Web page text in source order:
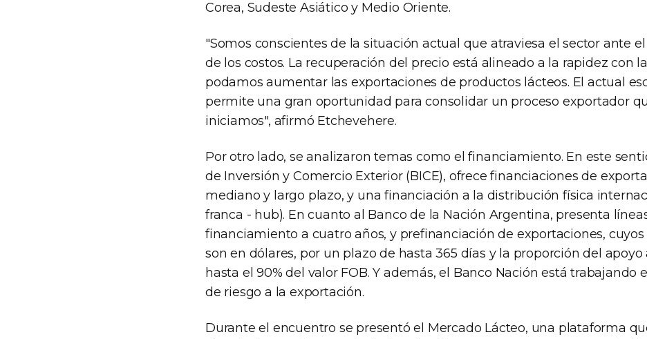
Corea, Sudeste Asiático y Medio Oriente.
"Somos conscientes de la situación actual que atraviesa el sector ante
de los costos. La recuperación del precio está alineado a la rapidez con
podamos aumentar las exportaciones de productos lácteos. El actual
permite una gran oportunidad para consolidar un proceso exportador
iniciamos", afirmó Etchevehere.
Por otro lado, se analizaron temas como el financiamiento. En este
de Inversión y Comercio Exterior (BICE), ofrece financiaciones de
mediano y largo plazo, y una financiación a la distribución física
franca - hub). En cuanto al Banco de la Nación Argentina, presenta
financiamiento a cuatro años, y prefinanciación de exportaciones,
son en dólares, por un plazo de hasta 365 días y la proporción del apoyo
hasta el 90% del valor FOB. Y además, el Banco Nación está trabajando
de riesgo a la exportación.
Durante el encuentro se presentó el Mercado Lácteo, una plataforma